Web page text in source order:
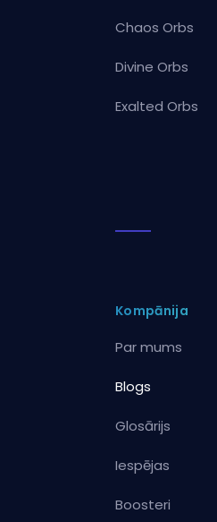
Chaos Orbs
Divine Orbs
Exalted Orbs
Kompānija
Par mums
Blogs
Glosārijs
Iespējas
Boosteri